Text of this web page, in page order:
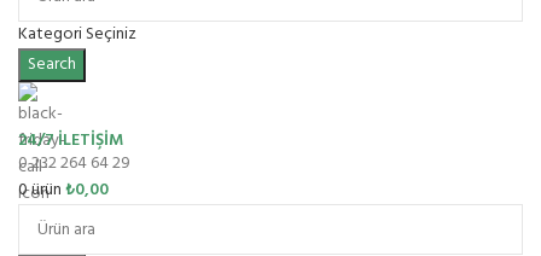
Kategori Seçiniz
Search
24/7 İLETİŞİM
0 232 264 64 29
0ürün₺0,00